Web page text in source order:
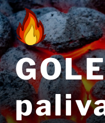
Přejít
k
obsahu
webu